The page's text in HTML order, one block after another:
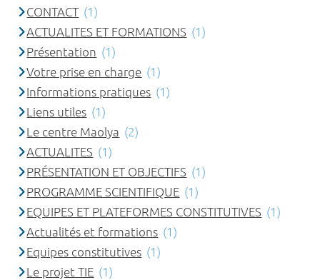
CONTACT (1)
ACTUALITES ET FORMATIONS (1)
Présentation (1)
Votre prise en charge (1)
Informations pratiques (1)
Liens utiles (1)
Le centre Maolya (2)
ACTUALITES (1)
PRÉSENTATION ET OBJECTIFS (1)
PROGRAMME SCIENTIFIQUE (1)
EQUIPES ET PLATEFORMES CONSTITUTIVES (1)
Actualités et formations (1)
Equipes constitutives (1)
Le projet TIE (1)